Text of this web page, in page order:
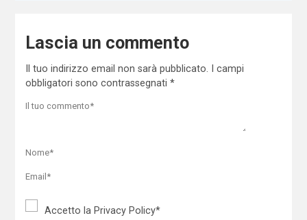
Lascia un commento
Il tuo indirizzo email non sarà pubblicato.
I campi
obbligatori sono contrassegnati *
Accetto la Privacy Policy*